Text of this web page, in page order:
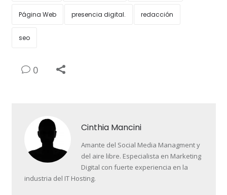
Página Web presencia digital. redacción
seo
0
Cinthia Mancini
Amante del Social Media Managment y
del aire libre. Especialista en Marketing
Digital con fuerte experiencia en la
industria del IT Hosting.